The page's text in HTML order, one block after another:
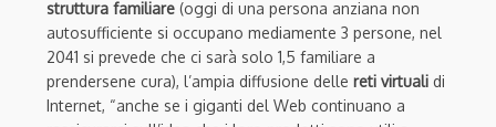
struttura familiare (oggi di una persona anziana non
autosufficiente si occupano mediamente 3 persone, nel
2041 si prevede che ci sarà solo 1,5 familiare a
prendersene cura), l’ampia diffusione delle reti virtuali di
Internet, “anche se i giganti del Web continuano a